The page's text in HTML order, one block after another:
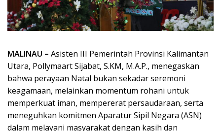
MALINAU – Asisten III Pemerintah Provinsi Kalimantan
Utara, Pollymaart Sijabat, S.KM, M.A.P., menegaskan
bahwa perayaan Natal bukan sekadar seremoni
keagamaan, melainkan momentum rohani untuk
memperkuat iman, mempererat persaudaraan, serta
meneguhkan komitmen Aparatur Sipil Negara (ASN)
dalam melayani masyarakat dengan kasih dan